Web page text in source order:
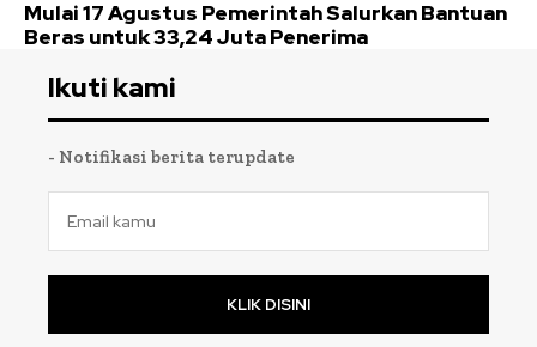
Mulai 17 Agustus Pemerintah Salurkan Bantuan
Beras untuk 33,24 Juta Penerima
Ikuti kami
- Notifikasi berita terupdate
KLIK DISINI